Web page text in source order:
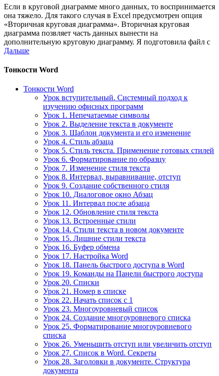
Если в круговой диаграмме много данных, то воспринимается
она тяжело. Для такого случая в Excel предусмотрен опция
«Вторичная круговая диаграмма». Вторичная круговая
диаграмма позвляет часть данных вынести на
дополнительную круговую диаграмму. Я подготовила файл с
Дальше
Тонкости Word
Тонкости Word
Урок вступительный. Системный подход к
изучению офисных программ
Урок 1. Непечатаемые символы
Урок 2. Выделение текста в документе
Урок 3. Шаблон документа и его изменение
Урок 4. Стиль абзаца
Урок 5. Стиль текста. Применение готовых стилей
Урок 6. Форматирование по образцу
Урок 7. Изменение стиля текста
Урок 8. Интервал, выравнивание, отступ
Урок 9. Создание собственного стиля
Урок 10. Диалоговое окно Абзац
Урок 11. Интервал после абзаца
Урок 12. Обновление стиля текста
Урок 13. Встроенные стили
Урок 14. Стили текста в новом документе
Урок 15. Лишние стили текста
Урок 16. Буфер обмена
Урок 17. Настройка Word
Урок 18. Панель быстрого доступа в Word
Урок 19. Команды на Панели быстрого доступа
Урок 20. Списки
Урок 21. Номер в списке
Урок 22. Начать список с 1
Урок 23. Многоуровневый список
Урок 24. Создание многоуровневого списка
Урок 25. Форматирование многоуровневого
списка
Урок 26. Уменьшить отступ или увеличить отступ
Урок 27. Список в Word. Секреты
Урок 28. Заголовки в документе. Структура
документа